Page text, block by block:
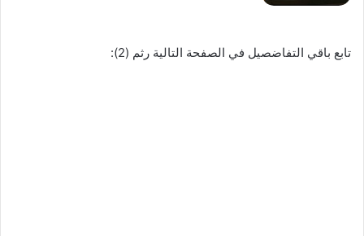
تابع باقي التفاضصيل في الصفحة التالية رثم (2):